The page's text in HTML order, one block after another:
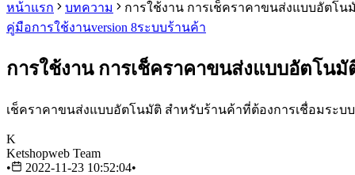
หน้าแรก บทความ
การใช้งาน การเช็คราคาขนส่งแบบอัตโน
คู่มือการใช้งานversion 8ระบบร้านค้า
การใช้งาน การเช็คราคาขนส่งแบบอัตโนมั
เช็คราคาขนส่งแบบอัตโนมัติ สำหรับร้านค้าที่ต้องการเชื่อมระ
K
Ketshopweb Team
•
2022-11-23 10:52:04•